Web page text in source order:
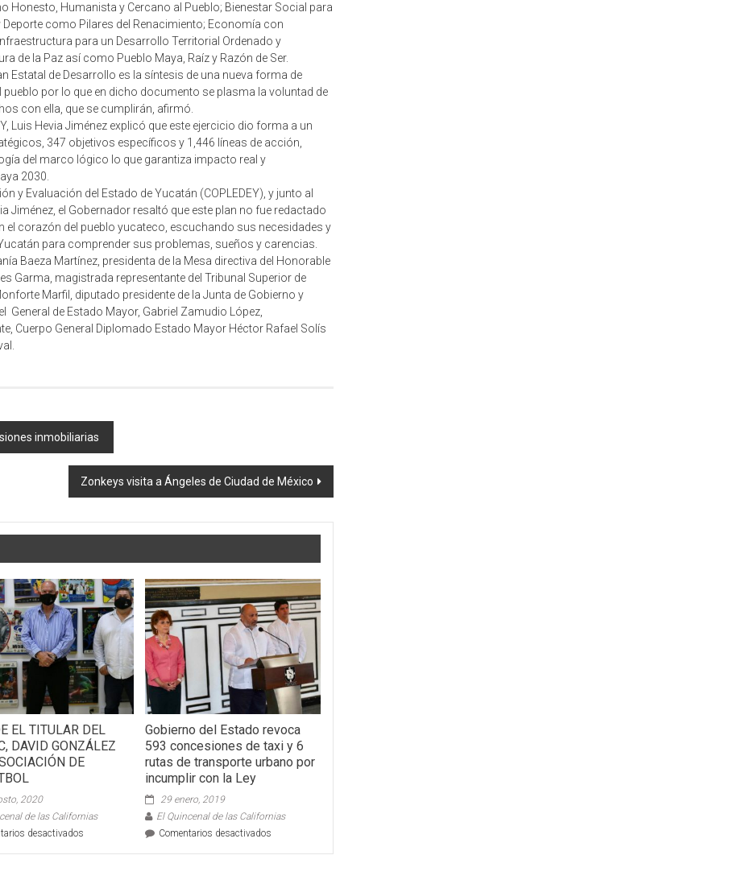
Honesto, Humanista y Cercano al Pueblo; Bienestar Social para
como Pilares del Renacimiento; Economía con
para un Desarrollo Territorial Ordenado y
de la Paz así como Pueblo Maya, Raíz y Razón de Ser.
Estatal de Desarrollo es la síntesis de una nueva forma de
pueblo por lo que en dicho documento se plasma la voluntad de
con ella, que se cumplirán, afirmó.
Luis Hevia Jiménez explicó que este ejercicio dio forma a un
347 objetivos específicos y 1,446 líneas de acción,
del marco lógico lo que garantiza impacto real y
2030.
y Evaluación del Estado de Yucatán (COPLEDEY), y junto al
Jiménez, el Gobernador resaltó que este plan no fue redactado
el corazón del pueblo yucateco, escuchando sus necesidades y
para comprender sus problemas, sueños y carencias.
Baeza Martínez, presidenta de la Mesa directiva del Honorable
Garma, magistrada representante del Tribunal Superior de
Marfil, diputado presidente de la Junta de Gobierno y
de Estado Mayor, Gabriel Zamudio López,
Cuerpo General Diplomado Estado Mayor Héctor Rafael Solís
inmobiliarias
Zonkeys visita a Ángeles de Ciudad de México
EL TITULAR DEL
DAVID GONZÁLEZ
DE
2020
de las Californias
desactivados
Gobierno del Estado revoca
593 concesiones de taxi y 6
rutas de transporte urbano por
incumplir con la Ley
29 enero, 2019
El Quincenal de las Californias
Comentarios desactivadosen